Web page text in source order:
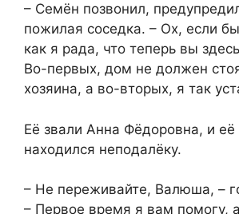
– Семён позвонил,
пожилая соседка. – Ох, если
как я рада, что теперь вы
Во-первых, дом не должен
хозяина, а во-вторых, я так
Её звали Анна Фёдоровна, и
находился неподалёку.
– Не переживайте, Валюша, –
– Первое время я вам помогу,